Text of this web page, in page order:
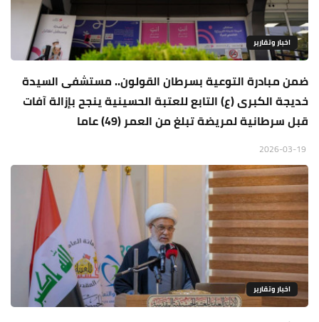
اخبار وتقارير
ضمن مبادرة التوعية بسرطان القولون.. مستشفى السيدة
خديجة الكبرى (ع) التابع للعتبة الحسينية ينجح بإزالة آفات
قبل سرطانية لمريضة تبلغ من العمر (49) عاما
اخبار وتقارير